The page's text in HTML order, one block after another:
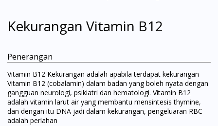
Kekurangan Vitamin B12
Penerangan
Vitamin B12 Kekurangan adalah apabila terdapat kekurangan
Vitamin B12 (cobalamin) dalam badan yang boleh nyata dengan
gangguan neurologi, psikiatri dan hematologi. Vitamin B12
adalah vitamin larut air yang membantu mensintesis thymine,
dan dengan itu DNA jadi dalam kekurangan, pengeluaran RBC
adalah perlahan